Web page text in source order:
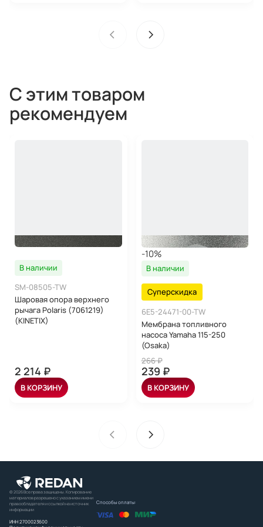
С этим товаром
рекомендуем
В наличии
SM-08505-TW
Шаровая опора верхнего
рычага Polaris (7061219)
(KINETIX)
2 214 ₽
В КОРЗИНУ
-10%
В наличии
Суперскидка
6E5-24471-00-TW
Мембрана топливного
насоса Yamaha 115-250
(Osaka)
266 ₽
239 ₽
В КОРЗИНУ
© 2026 Все права защищены. Копирование
материалов разрешено с указанием имени
правообладателя и ссылкой на источник
информации
ИНН 2700023600
Способы оплаты: